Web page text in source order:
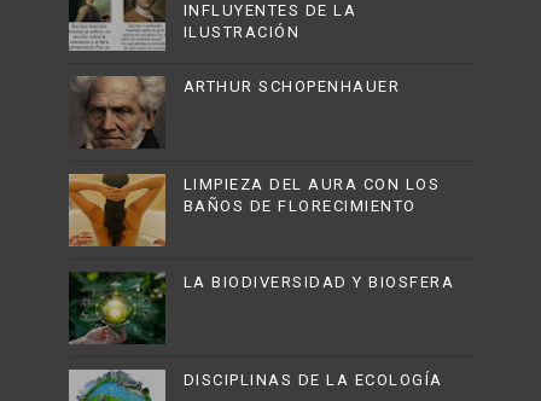
INFLUYENTES DE LA
ILUSTRACIÓN
ARTHUR SCHOPENHAUER
LIMPIEZA DEL AURA CON LOS
BAÑOS DE FLORECIMIENTO
LA BIODIVERSIDAD Y BIOSFERA
DISCIPLINAS DE LA ECOLOGÍA